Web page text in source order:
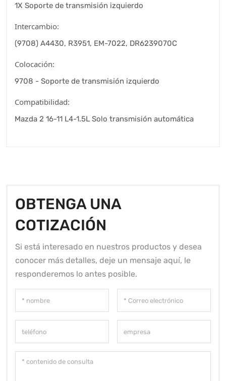
1X Soporte de transmisión izquierdo
Intercambio:
(9708) A4430, R3951, EM-7022, DR6239070C
Colocación:
9708 - Soporte de transmisión izquierdo
Compatibilidad:
Mazda 2 16-11 L4-1.5L Solo transmisión automática
OBTENGA UNA
COTIZACIÓN
Si está interesado en nuestros productos y desea
conocer más detalles, deje un mensaje aquí, le
responderemos lo antes posible.